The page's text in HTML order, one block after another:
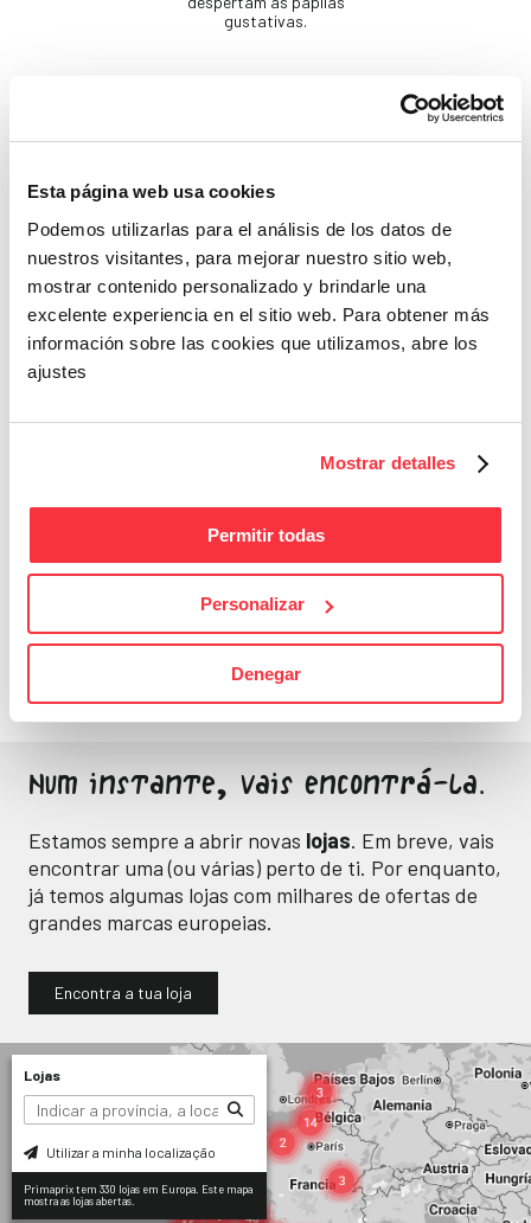
Esta página web usa cookies
Podemos utilizarlas para el análisis de los datos de
nuestros visitantes, para mejorar nuestro sitio web,
mostrar contenido personalizado y brindarle una
excelente experiencia en el sitio web. Para obtener más
información sobre las cookies que utilizamos, abre los
ajustes
Mostrar detalles
Permitir todas
Personalizar
Denegar
gustativas.
Beleza
Se não cuidares de ti
Fitness
Energia e bem-estar
para o teu dia a dia.
Num instante, vais encontrá-la.
Estamos sempre a abrir novas lojas. Em breve, vais
encontrar uma (ou várias) perto de ti. Por enquanto,
já temos algumas lojas com milhares de ofertas de
grandes marcas europeias.
Encontra a tua loja
Lojas
Utilizar a minha localização
Primaprix tem 330 lojas em Europa. Este mapa
mostra as lojas abertas.